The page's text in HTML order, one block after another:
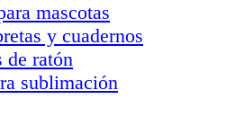
mascotas
y cuadernos
ratón
sublimación